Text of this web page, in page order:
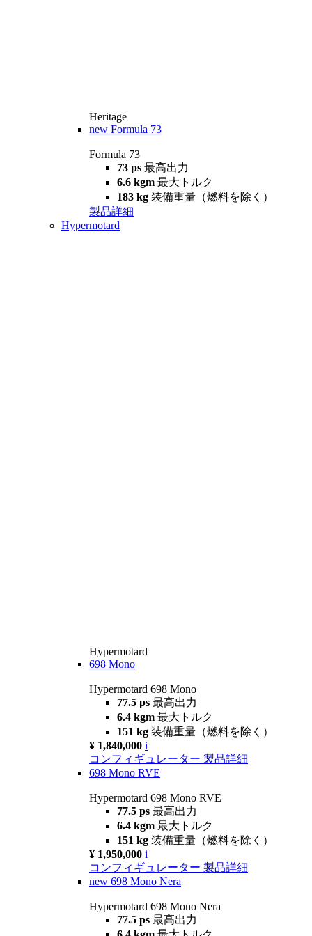
Heritage
new Formula 73
Formula 73
73 ps 最高出力
6.6 kgm 最大トルク
183 kg 装備重量（燃料を除く）
製品詳細
Hypermotard
Hypermotard
698 Mono
Hypermotard 698 Mono
77.5 ps 最高出力
6.4 kgm 最大トルク
151 kg 装備重量（燃料を除く）
¥ 1,840,000 i
コンフィギュレーター 製品詳細
698 Mono RVE
Hypermotard 698 Mono RVE
77.5 ps 最高出力
6.4 kgm 最大トルク
151 kg 装備重量（燃料を除く）
¥ 1,950,000 i
コンフィギュレーター 製品詳細
new 698 Mono Nera
Hypermotard 698 Mono Nera
77.5 ps 最高出力